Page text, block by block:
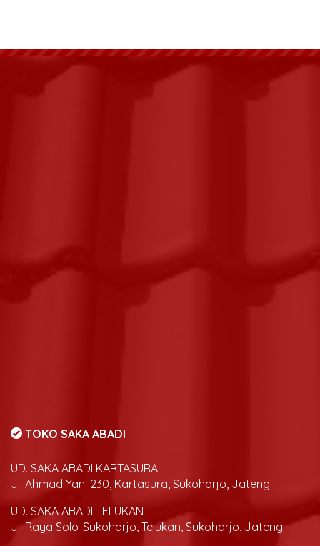
TOKO SAKA ABADI
UD. SAKA ABADI KARTASURA
Jl. Ahmad Yani 230, Kartasura, Sukoharjo, Jateng
UD. SAKA ABADI TELUKAN
Jl. Raya Solo-Sukoharjo, Telukan, Sukoharjo, Jateng